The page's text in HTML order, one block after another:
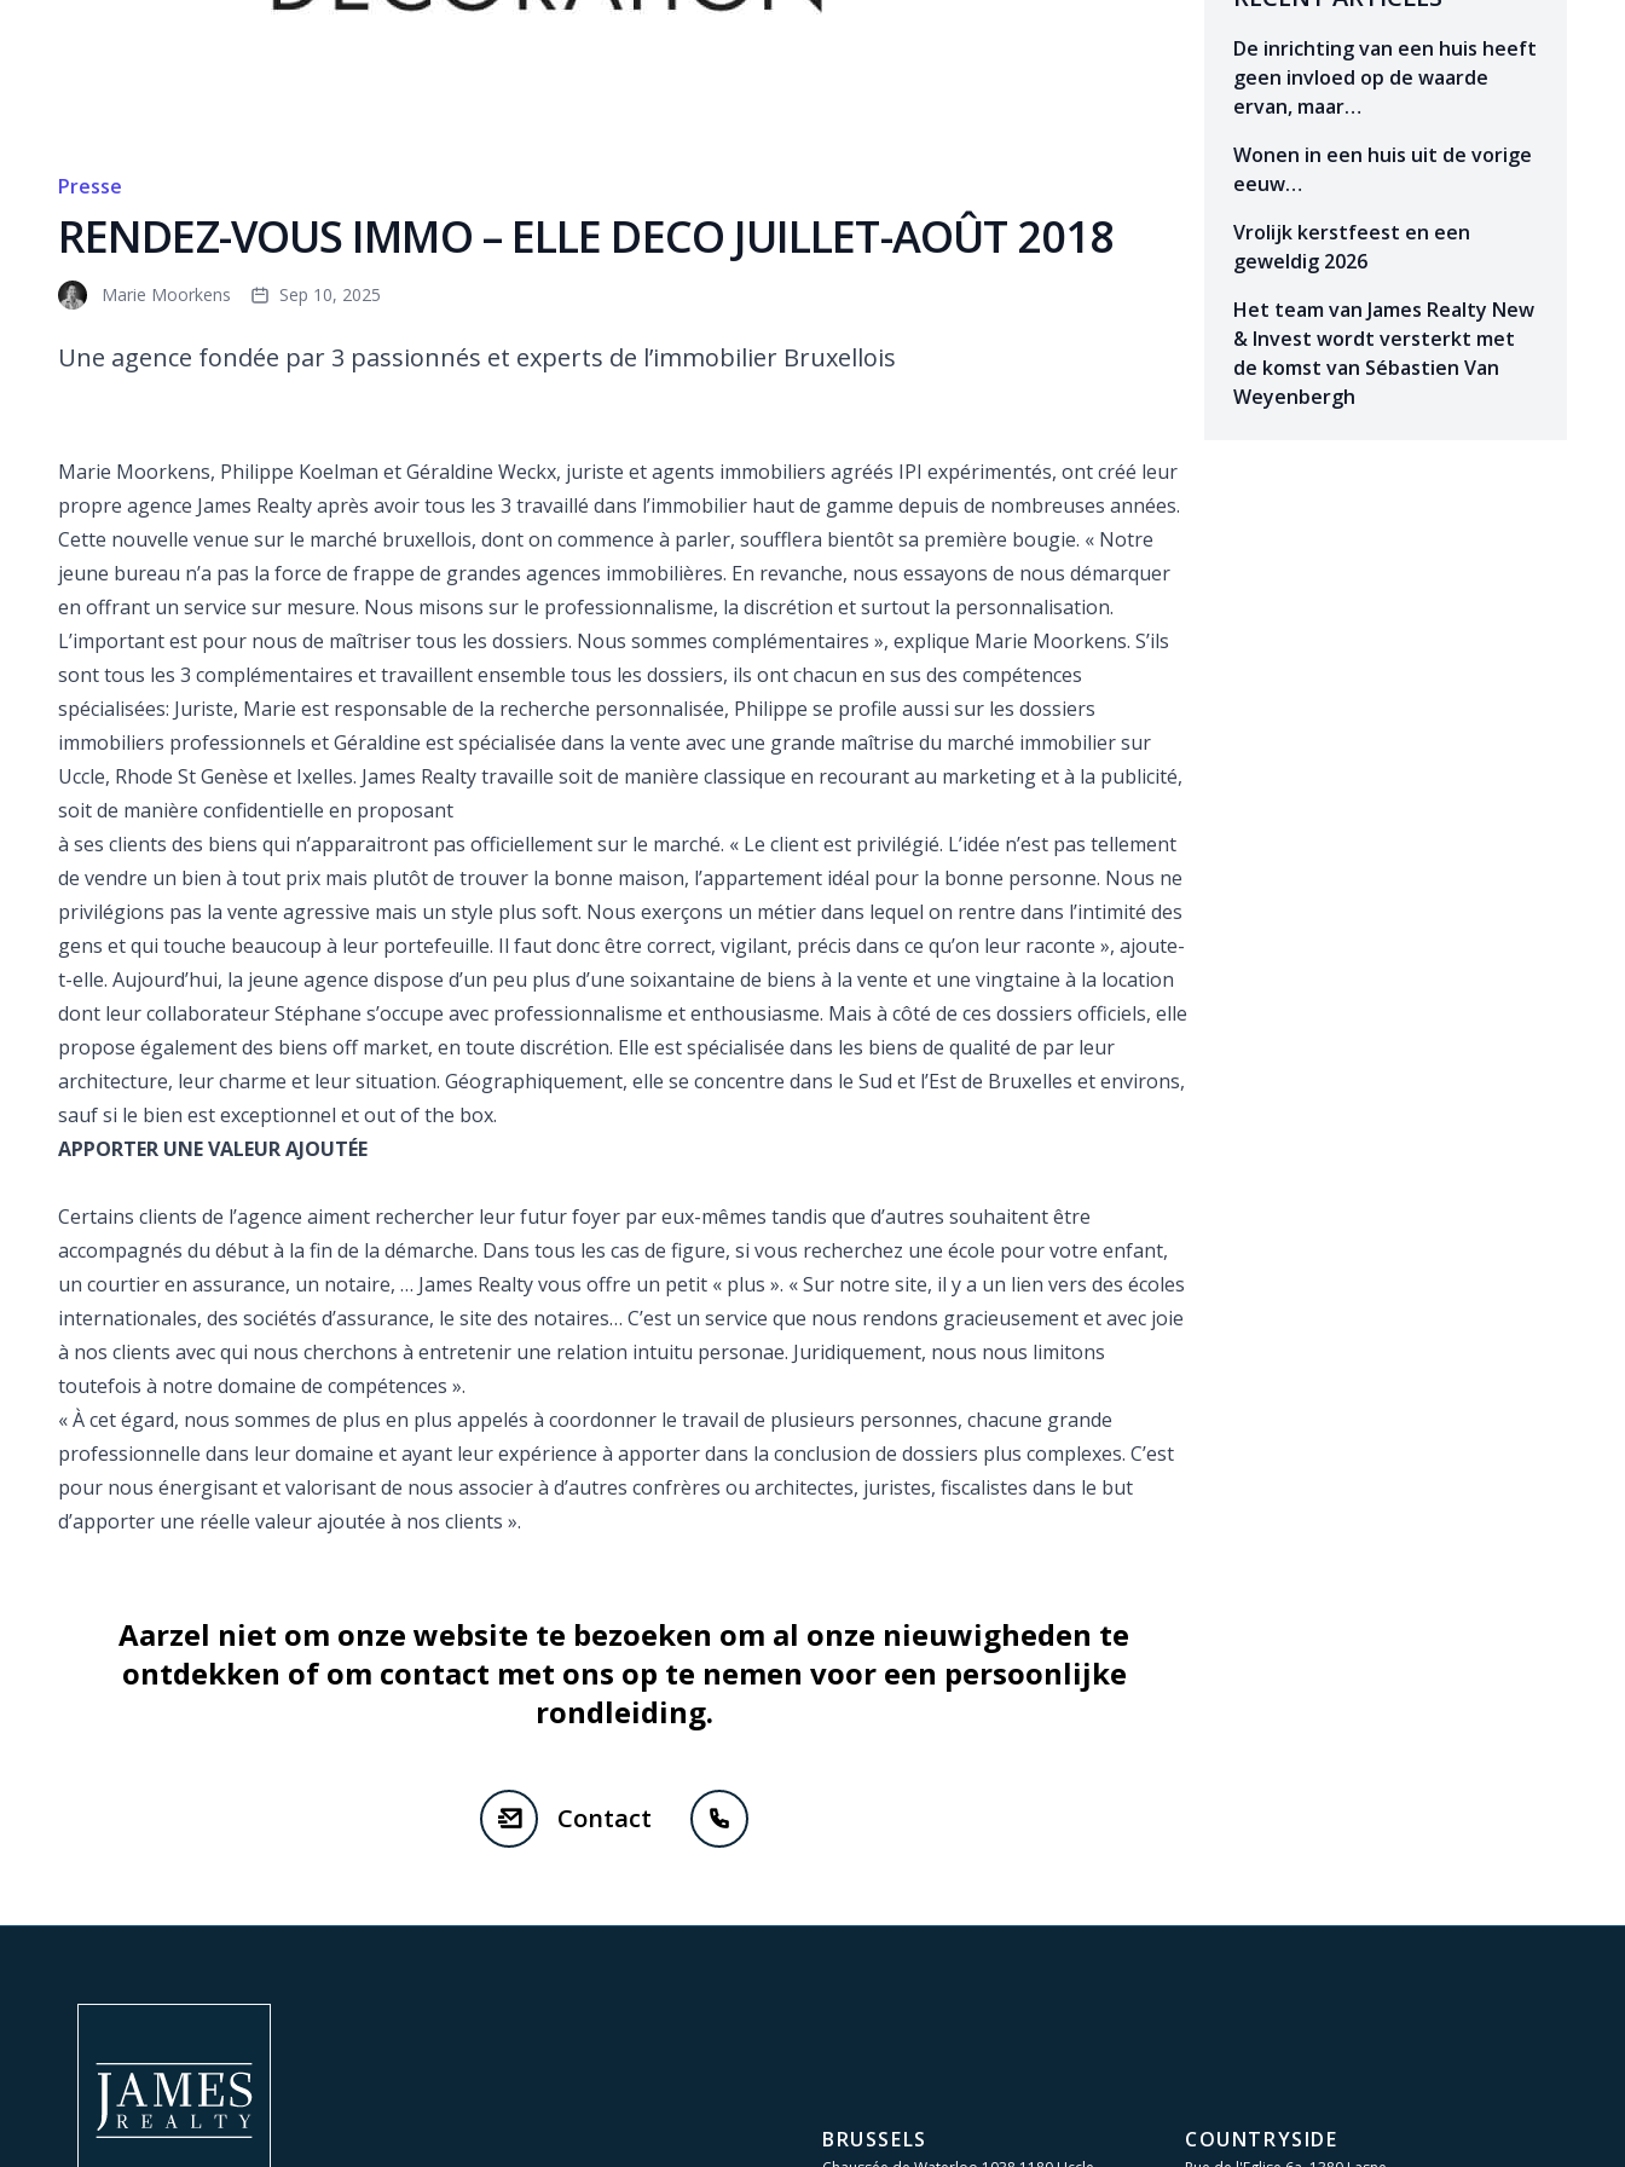
Presse
RENDEZ-VOUS IMMO – ELLE DECO JUILLET-AOÛT 2018
Marie Moorkens Sep 10, 2025
Une agence fondée par 3 passionnés et experts de l’immobilier Bruxellois
Marie Moorkens, Philippe Koelman et Géraldine Weckx, juriste et agents immobiliers agréés IPI expérimentés, ont créé leur
propre agence James Realty après avoir tous les 3 travaillé dans l’immobilier haut de gamme depuis de nombreuses années.
Cette nouvelle venue sur le marché bruxellois, dont on commence à parler, soufflera bientôt sa première bougie. « Notre
jeune bureau n’a pas la force de frappe de grandes agences immobilières. En revanche, nous essayons de nous démarquer
en offrant un service sur mesure. Nous misons sur le professionnalisme, la discrétion et surtout la personnalisation.
L’important est pour nous de maîtriser tous les dossiers. Nous sommes complémentaires », explique Marie Moorkens. S’ils
sont tous les 3 complémentaires et travaillent ensemble tous les dossiers, ils ont chacun en sus des compétences
spécialisées: Juriste, Marie est responsable de la recherche personnalisée, Philippe se profile aussi sur les dossiers
immobiliers professionnels et Géraldine est spécialisée dans la vente avec une grande maîtrise du marché immobilier sur
Uccle, Rhode St Genèse et Ixelles. James Realty travaille soit de manière classique en recourant au marketing et à la publicité,
soit de manière confidentielle en proposant
à ses clients des biens qui n’apparaitront pas officiellement sur le marché. « Le client est privilégié. L’idée n’est pas tellement
de vendre un bien à tout prix mais plutôt de trouver la bonne maison, l’appartement idéal pour la bonne personne. Nous ne
privilégions pas la vente agressive mais un style plus soft. Nous exerçons un métier dans lequel on rentre dans l’intimité des
gens et qui touche beaucoup à leur portefeuille. Il faut donc être correct, vigilant, précis dans ce qu’on leur raconte », ajoute-
t-elle. Aujourd’hui, la jeune agence dispose d’un peu plus d’une soixantaine de biens à la vente et une vingtaine à la location
dont leur collaborateur Stéphane s’occupe avec professionnalisme et enthousiasme. Mais à côté de ces dossiers officiels, elle
propose également des biens off market, en toute discrétion. Elle est spécialisée dans les biens de qualité de par leur
architecture, leur charme et leur situation. Géographiquement, elle se concentre dans le Sud et l’Est de Bruxelles et environs,
sauf si le bien est exceptionnel et out of the box.
APPORTER UNE VALEUR AJOUTÉE
Certains clients de l’agence aiment rechercher leur futur foyer par eux-mêmes tandis que d’autres souhaitent être
accompagnés du début à la fin de la démarche. Dans tous les cas de figure, si vous recherchez une école pour votre enfant,
un courtier en assurance, un notaire, … James Realty vous offre un petit « plus ». « Sur notre site, il y a un lien vers des écoles
internationales, des sociétés d’assurance, le site des notaires… C’est un service que nous rendons gracieusement et avec joie
à nos clients avec qui nous cherchons à entretenir une relation intuitu personae. Juridiquement, nous nous limitons
toutefois à notre domaine de compétences ».
« À cet égard, nous sommes de plus en plus appelés à coordonner le travail de plusieurs personnes, chacune grande
professionnelle dans leur domaine et ayant leur expérience à apporter dans la conclusion de dossiers plus complexes. C’est
pour nous énergisant et valorisant de nous associer à d’autres confrères ou architectes, juristes, fiscalistes dans le but
d’apporter une réelle valeur ajoutée à nos clients ».
Aarzel niet om onze website te bezoeken om al onze nieuwigheden te
ontdekken of om contact met ons op te nemen voor een persoonlijke
rondleiding.
Contact
De inrichting van een huis heeft
geen invloed op de waarde
ervan, maar…
Wonen in een huis uit de vorige
eeuw…
Vrolijk kerstfeest en een
geweldig 2026
Het team van James Realty New
& Invest wordt versterkt met
de komst van Sébastien Van
Weyenbergh
BRUSSELS COUNTRYSIDE